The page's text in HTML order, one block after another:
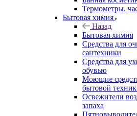
Термометры,
Бытовая химия
Назад
Бытовая химия
Средства для
сантехники
Средства для
обувью
Моющие
бытовой
Освежители
запаха